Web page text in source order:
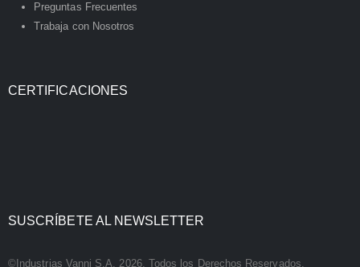
Preguntas Frecuentes
Trabaja con Nosotros
CERTIFICACIONES
SUSCRÍBETE AL NEWSLETTER
©Industrias Vanni S.A. 2026. Todos los Derechos Reservados.